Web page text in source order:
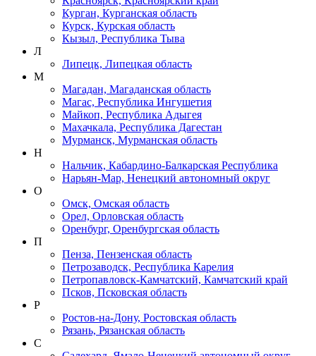
Курган, Курганская область
Курск, Курская область
Кызыл, Республика Тыва
Л
Липецк, Липецкая область
М
Магадан, Магаданская область
Магас, Республика Ингушетия
Майкоп, Республика Адыгея
Махачкала, Республика Дагестан
Мурманск, Мурманская область
Н
Нальчик, Кабардино-Балкарская Республика
Нарьян-Мар, Ненецкий автономный округ
О
Омск, Омская область
Орел, Орловская область
Оренбург, Оренбургская область
П
Пенза, Пензенская область
Петрозаводск, Республика Карелия
Петропавловск-Камчатский, Камчатский край
Псков, Псковская область
Р
Ростов-на-Дону, Ростовская область
Рязань, Рязанская область
С